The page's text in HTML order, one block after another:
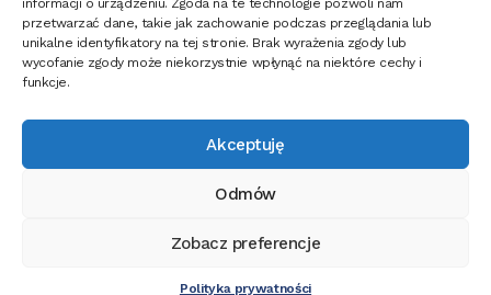
informacji o urządzeniu. Zgoda na te technologie pozwoli nam
przetwarzać dane, takie jak zachowanie podczas przeglądania lub
unikalne identyfikatory na tej stronie. Brak wyrażenia zgody lub
wycofanie zgody może niekorzystnie wpłynąć na niektóre cechy i
funkcje.
Akceptuję
Odmów
Zobacz preferencje
Polityka prywatności
Mieszkanie w stylu nowoczesnym – na co
zwrócić uwagę?
Oświetlenie ciemnych ścian i tapet w korytarzu –
Jak oświetlić dom i ogród na Święta Bożego
narodzenia?
Ta strona korzysta z ciasteczek, aby świadczyć usługi na najwyższym